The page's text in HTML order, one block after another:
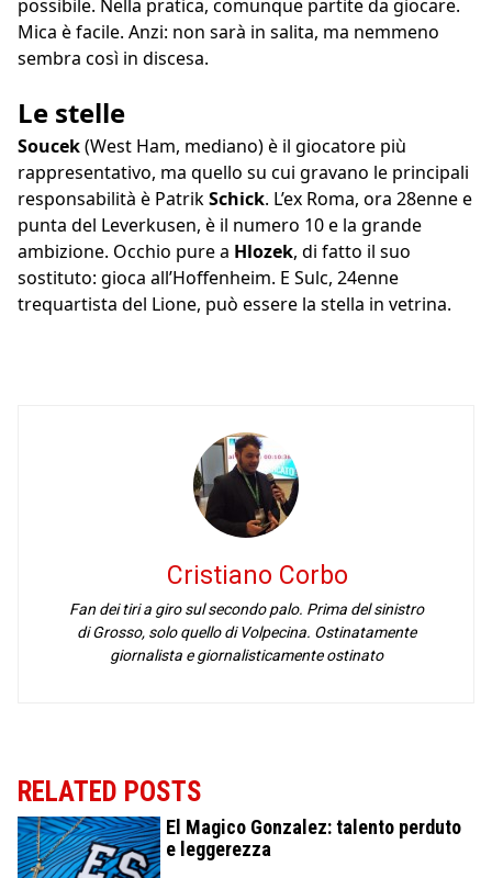
possibile. Nella pratica, comunque partite da giocare.
Mica è facile. Anzi: non sarà in salita, ma nemmeno
sembra così in discesa.
Le stelle
Soucek(West Ham, mediano) è il giocatore più
rappresentativo, ma quello su cui gravano le principali
responsabilità è PatrikSchick. L’ex Roma, ora 28enne e
punta del Leverkusen, è il numero 10 e la grande
ambizione. Occhio pure a Hlozek, di fatto il suo
sostituto: gioca all’Hoffenheim. E Sulc, 24enne
trequartista del Lione, può essere la stella in vetrina.
Cristiano Corbo
Fan dei tiri a giro sul secondo palo. Prima del sinistro
di Grosso, solo quello di Volpecina. Ostinatamente
giornalista e giornalisticamente ostinato
RELATED POSTS
El Magico Gonzalez: talento perduto
e leggerezza